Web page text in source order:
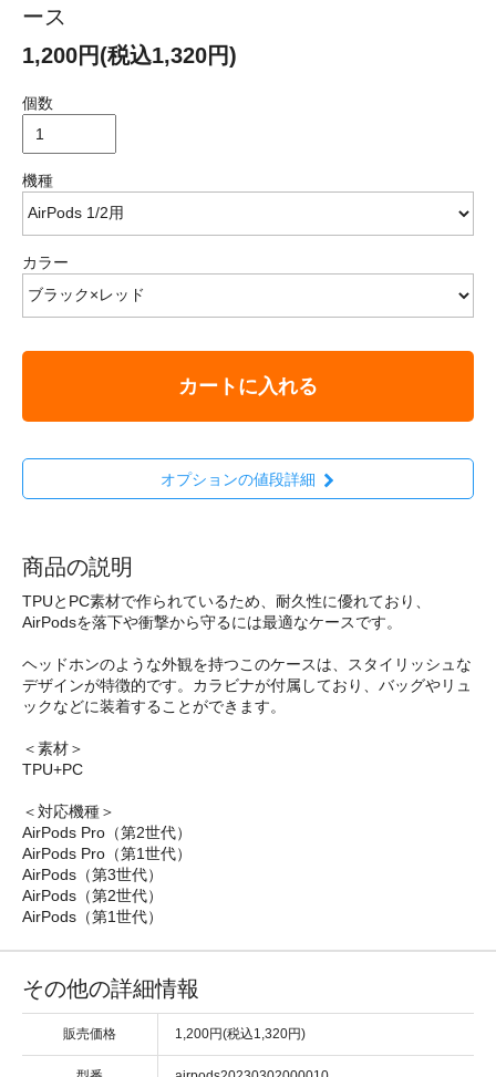
ース
1,200円(税込1,320円)
個数
機種
カラー
カートに入れる
オプションの値段詳細
商品の説明
TPUとPC素材で作られているため、耐久性に優れており、
AirPodsを落下や衝撃から守るには最適なケースです。
ヘッドホンのような外観を持つこのケースは、スタイリッシュな
デザインが特徴的です。カラビナが付属しており、バッグやリュ
ックなどに装着することができます。
＜素材＞
TPU+PC
＜対応機種＞
AirPods Pro（第2世代）
AirPods Pro（第1世代）
AirPods（第3世代）
AirPods（第2世代）
AirPods（第1世代）
その他の詳細情報
販売価格 1,200円(税込1,320円)